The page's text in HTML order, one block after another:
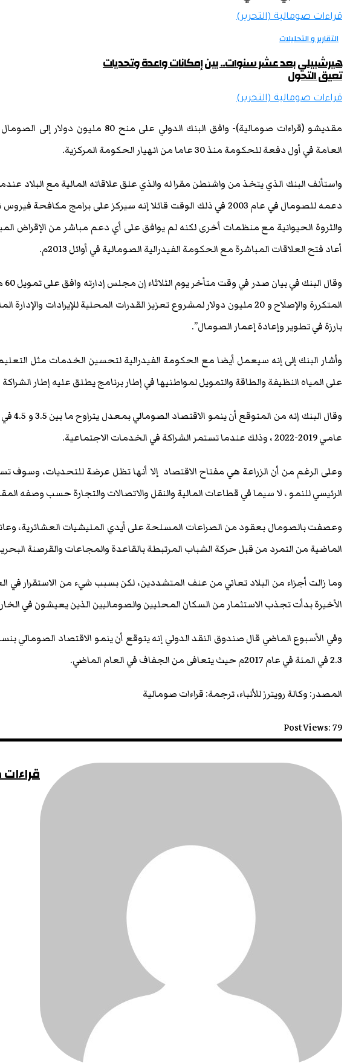
قراءات صومالية (التحرير)
التقارير و التحليلات
هيرشبيلي بعد عشر سنوات.. بين إمكانات واعدة وتحديات
تعيق التحول
قراءات صومالية (التحرير)
مقديشو (قراءات صومالية)- وافق البنك الدولي على
العامة في أول دفعة للحكومة منذ 30 عاما من انهيار الحكومة المركزية.
دعمه للصومال في عام 2003 في ذلك الوقت قائلا إنه سيركز على برامج
والثروة الحيوانية مع منظمات أخرى لكنه لم يوافق على أي دعم مباشر من الإقراض
أعاد فتح العلاقات المباشرة مع الحكومة الفيدرالية الصومالية في أوائل 2013م.
المتكررة والإصلاح و 20 مليون دولار لمشروع تعزيز القدرات المحلية للإيرادات
بارزة في تطوير وإعادة إعمار الصومال”.
وأشار البنك إلى إنه سيعمل أيضا مع الحكومة الفيدرالية لتحسين الخدمات مثل
على المياه النظيفة والطاقة والتمويل لمواطنيها في إطار برنامج يطلق عليه إطار
وقال
عامي 2019-2022 ، وذلك عندما تستمر الشراكة في الخدمات الاجتماعية.
وعلى الرغم من أن الزراعة هي مفتاح الاقتصاد إلا أنها تظل عرضة للتحديات، وسوف
الرئيسي للنمو ، لا سيما في قطاعات المالية والنقل والاتصالات والتجارة حسب وصفه
وعصفت بالصومال بعقود من الصراعات المسلحة على أيدي المليشيات العشائرية،
الماضية من التمرد من قبل حركة الشباب المرتبطة بالقاعدة والمجاعات والقرصنة
وما زالت أجزاء من البلاد تعاني من عنف المتشددين، لكن بسبب شيء من الاستقرار
الأخيرة بدأت تجذب الاستثمار من السكان المحليين والصوماليين الذين يعيشون في
2.3 في المئة في عام 2017م حيث يتعافى من الجفاف في العام الماضي.
المصدر: وكالة رويترز للأنباء، ترجمة: قراءات صومالية
Post Views:79